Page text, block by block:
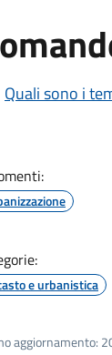
Quali sono i
e urbanistica
aggiornamento: